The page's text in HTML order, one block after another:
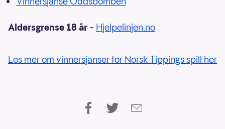
Aldersgrense 18 år – Hjelpelinjen.no
Les mer om vinnersjanser for Norsk Tippings spill her